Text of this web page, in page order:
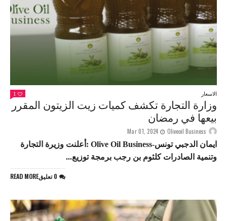
الاسعار 1
وزارة التجارة تكشف كميات زيت الزيتون المقرر
بيعها في رمضان
Oliveoil Business
Mar 01, 2024
ايمان الدجبي تونس-Olive Oil Business :أعلنت وزيرة التجارة
وتنمية الصادرات كلثوم بن رجب برمجة توزيع...
READ MORE 0 تعليق